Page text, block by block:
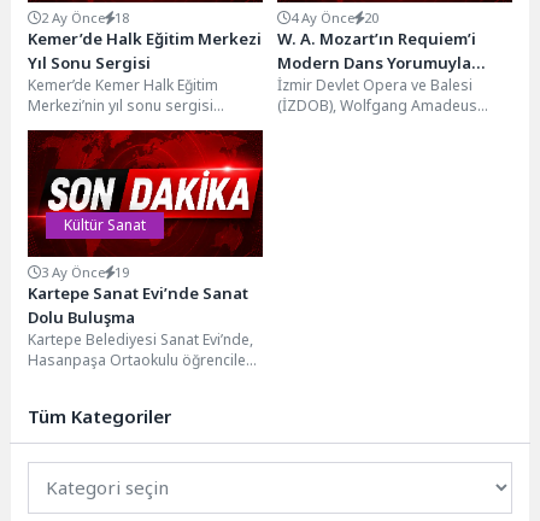
2 Ay Önce 18
Kemer’de Halk Eğitim Merkezi
Yıl Sonu Sergisi
Kemer’de Kemer Halk Eğitim
Merkezi’nin yıl sonu sergisi
düzenlendi. Sergi kapsamında
halk eğitim kursiyerlerinin
hazırladığı...
4 Ay Önce 20
W. A. Mozart’ın Requiem’i
Modern Dans Yorumuyla
Dünya Prömiyerini İzmir’de
Gerçekleştirecek
İzmir Devlet Opera ve Balesi
(İZDOB), Wolfgang Amadeus
Kültür Sanat
3 Ay Önce 19
Kartepe Sanat Evi’nde Sanat
Dolu Buluşma
Kartepe Belediyesi Sanat Evi’nde,
Hasanpaşa Ortaokulu öğrencileri
düzenlenen...
Tüm Kategoriler